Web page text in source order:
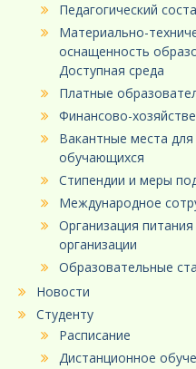
Педагогический
Материально-
оснащенность
Доступная среда
Платные
Финансово-
Вакантные места
обучающихся
Стипендии и меры
Международное
Организация
организации
Образовательные
Новости
Студенту
Расписание
Дистанционное